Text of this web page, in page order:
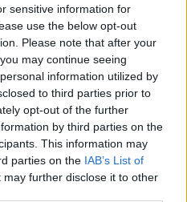
sensitive information for
use the below opt-out
Please note that after your
may continue seeing
information utilized by
to third parties prior to
opt-out of the further
by third parties on the
This information may
parties on the IAB’s List of
may further disclose it to other
lo spirito di sacrificio e
noi sono cose mai
dato dimostrazione di
importante per noi che
difficile".